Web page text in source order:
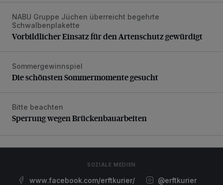
Vorbildlicher Einsatz für den Artenschutz gewürdigt
NABU Gruppe Jüchen überreicht begehrte
Schwalbenplakette
Vorbildlicher Einsatz für den Artenschutz gewürdigt
Die schönsten Sommermomente gesucht
Sommergewinnspiel
Die schönsten Sommermomente gesucht
Sperrung wegen Brückenbauarbeiten
Bitte beachten
Sperrung wegen Brückenbauarbeiten
SOZIALE MEDIEN
www.facebook.com/erftkurier/ @erftkurier